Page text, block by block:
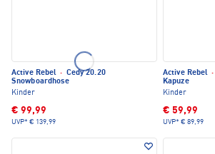
Active Rebel · Cedy 20.20
Snowboardhose
Kinder
€ 99,99
UVP* € 139,99
Active Rebel ·
Kapuze
Kinder
€ 59,99
UVP* € 89,99